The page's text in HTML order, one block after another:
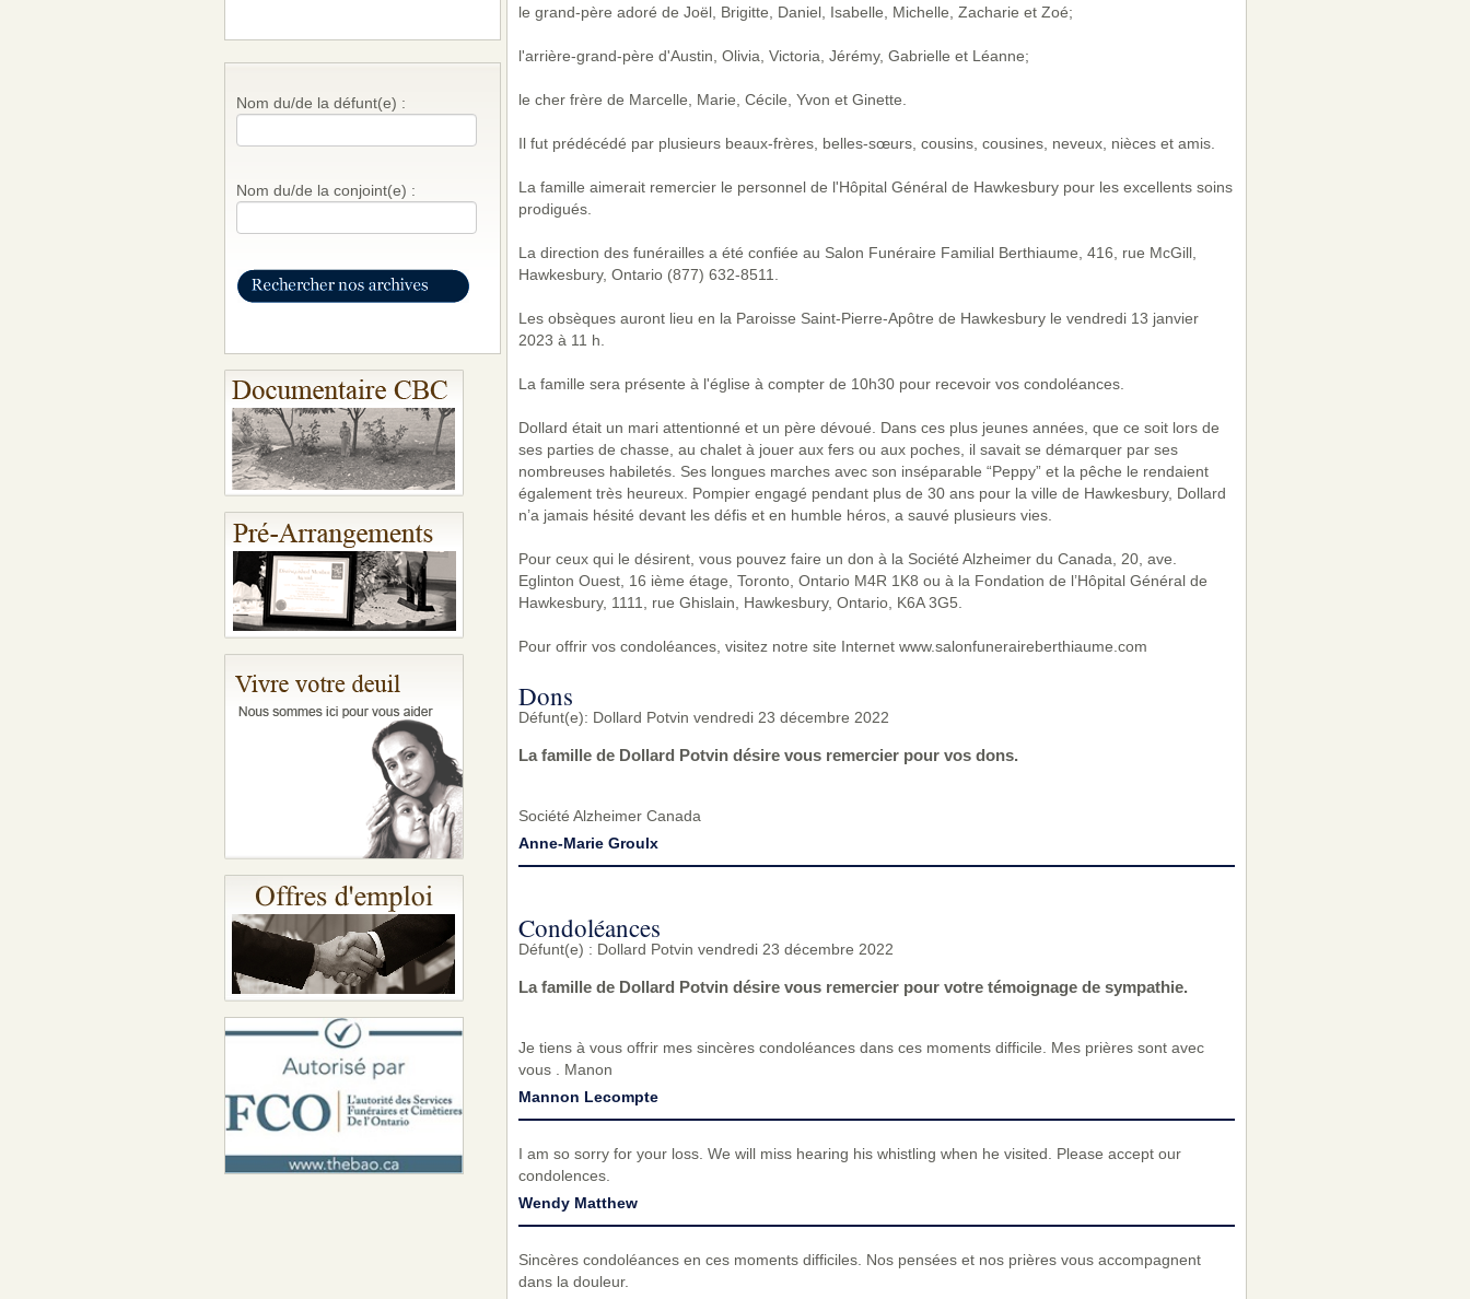
Nom du/de la défunt(e) :
Nom du/de la conjoint(e) :
le grand-père adoré de Joël, Brigitte, Daniel, Isabelle, Michelle, Zacharie et Zoé;
l'arrière-grand-père d'Austin, Olivia, Victoria, Jérémy, Gabrielle et Léanne;
le cher frère de Marcelle, Marie, Cécile, Yvon et Ginette.
Il fut prédécédé par plusieurs beaux-frères, belles-sœurs, cousins, cousines, neveux, nièces et amis.
La famille aimerait remercier le personnel de l'Hôpital Général de Hawkesbury pour les excellents soins
prodigués.
La direction des funérailles a été confiée au Salon Funéraire Familial Berthiaume, 416, rue McGill,
Hawkesbury, Ontario (877) 632-8511.
Les obsèques auront lieu en la Paroisse Saint-Pierre-Apôtre de Hawkesbury le vendredi 13 janvier
2023 à 11 h.
La famille sera présente à l'église à compter de 10h30 pour recevoir vos condoléances.
Dollard était un mari attentionné et un père dévoué. Dans ces plus jeunes années, que ce soit lors de
ses parties de chasse, au chalet à jouer aux fers ou aux poches, il savait se démarquer par ses
nombreuses habiletés. Ses longues marches avec son inséparable “Peppy” et la pêche le rendaient
également très heureux. Pompier engagé pendant plus de 30 ans pour la ville de Hawkesbury, Dollard
n’a jamais hésité devant les défis et en humble héros, a sauvé plusieurs vies.
Pour ceux qui le désirent, vous pouvez faire un don à la Société Alzheimer du Canada, 20, ave.
Eglinton Ouest, 16 ième étage, Toronto, Ontario M4R 1K8 ou à la Fondation de l’Hôpital Général de
Hawkesbury, 1111, rue Ghislain, Hawkesbury, Ontario, K6A 3G5.
Pour offrir vos condoléances, visitez notre site Internet www.salonfuneraireberthiaume.com
Dons
Défunt(e): Dollard Potvin vendredi 23 décembre 2022
La famille de Dollard Potvin désire vous remercier pour vos dons.
Société Alzheimer Canada
Anne-Marie Groulx
Condoléances
Défunt(e) : Dollard Potvin vendredi 23 décembre 2022
La famille de Dollard Potvin désire vous remercier pour votre témoignage de sympathie.
Je tiens à vous offrir mes sincères condoléances dans ces moments difficile. Mes prières sont avec
vous . Manon
Mannon Lecompte
I am so sorry for your loss. We will miss hearing his whistling when he visited. Please accept our
condolences.
Wendy Matthew
Sincères condoléances en ces moments difficiles. Nos pensées et nos prières vous accompagnent
dans la douleur.